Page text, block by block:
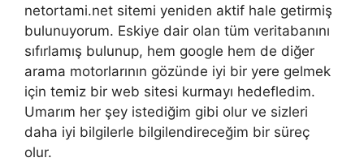
netortami.net sitemi yeniden aktif hale getirmiş
bulunuyorum. Eskiye dair olan tüm veritabanını
sıfırlamış bulunup, hem google hem de diğer
arama motorlarının gözünde iyi bir yere gelmek
için temiz bir web sitesi kurmayı hedefledim.
Umarım her şey istediğim gibi olur ve sizleri
daha iyi bilgilerle bilgilendireceğim bir süreç
olur.